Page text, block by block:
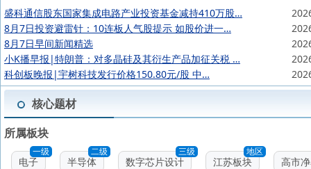
盛科通信股东国家集成电路产业投资基金减持410万股…
8月7日投资避雷针：10连板人气股提示 如股价进一…
8月7日早间新闻精选
小K播早报|特朗普：对多晶硅及其衍生产品加征关税 …
科创板晚报|宇树科技发行价格150.80元/股 中…
核心题材
所属板块
一级
电子
二级
半导体
三级
数字芯片设计
地区
江苏板块 高市